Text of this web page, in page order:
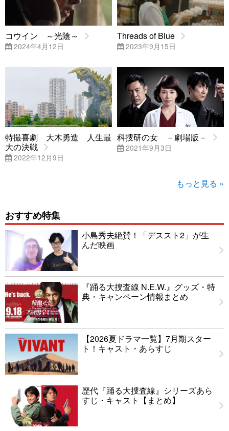
コウイン ～光陰～
2024年4月12日
Threads of Blue
2023年9月15日
特撮喜劇 大木勇造 人生最
大の決戦
2022年12月9日
科捜研の女 －劇場版－
2021年9月3日
もっと見る »
おすすめ特集
小島秀夫絶賛！「デススト2」が生
んだ映画
『踊る大捜査線 N.E.W.』グッズ・特
典・キャンペーン情報まとめ
【2026夏ドラマ一覧】7月期スター
ト！キャスト・あらすじ
歴代『踊る大捜査線』シリーズあら
すじ・キャスト【まとめ】